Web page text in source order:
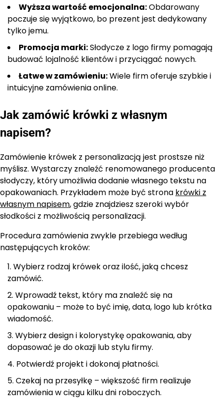
Wyższa wartość emocjonalna:Obdarowany
poczuje się wyjątkowo, bo prezent jest dedykowany
tylko jemu.
Promocja marki:Słodycze z logo firmy pomagają
budować lojalność klientów i przyciągać nowych.
Łatwe w zamówieniu:Wiele firm oferuje szybkie i
intuicyjne zamówienia online.
Jak zamówić krówki z własnym
napisem?
Zamówienie krówek z personalizacją jest prostsze niż
myślisz. Wystarczy znaleźć renomowanego producenta
słodyczy, który umożliwia dodanie własnego tekstu na
opakowaniach. Przykładem może być strona krówki z
własnym napisem, gdzie znajdziesz szeroki wybór
słodkości z możliwością personalizacji.
Procedura zamówienia zwykle przebiega według
następujących kroków:
Wybierz rodzaj krówek oraz ilość, jaką chcesz
zamówić.
Wprowadź tekst, który ma znaleźć się na
opakowaniu – może to być imię, data, logo lub krótka
wiadomość.
Wybierz design i kolorystykę opakowania, aby
dopasować je do okazji lub stylu firmy.
Potwierdź projekt i dokonaj płatności.
Czekaj na przesyłkę – większość firm realizuje
zamówienia w ciągu kilku dni roboczych.